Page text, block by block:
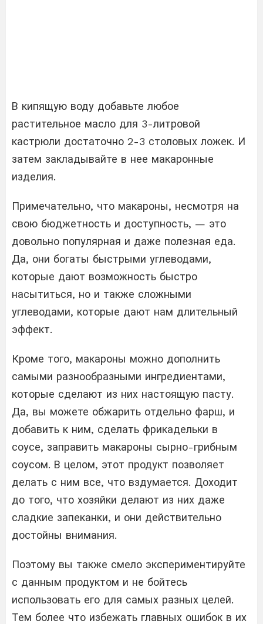
В кипящую воду добавьте любое
растительное масло для 3-литровой
кастрюли достаточно 2-3 столовых ложек. И
затем закладывайте в нее макаронные
изделия.
Примечательно, что макароны, несмотря на
свою бюджетность и доступность, — это
довольно популярная и даже полезная еда.
Да, они богаты быстрыми углеводами,
которые дают возможность быстро
насытиться, но и также сложными
углеводами, которые дают нам длительный
эффект.
Кроме того, макароны можно дополнить
самыми разнообразными ингредиентами,
которые сделают из них настоящую пасту.
Да, вы можете обжарить отдельно фарш, и
добавить к ним, сделать фрикадельки в
соусе, заправить макароны сырно-грибным
соусом. В целом, этот продукт позволяет
делать с ним все, что вздумается. Доходит
до того, что хозяйки делают из них даже
сладкие запеканки, и они действительно
достойны внимания.
Поэтому вы также смело экспериментируйте
с данным продуктом и не бойтесь
использовать его для самых разных целей.
Тем более что избежать главных ошибок в их